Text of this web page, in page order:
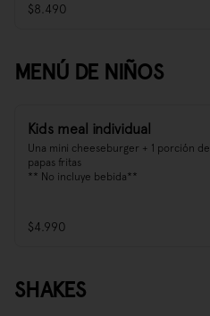
$8.490
MENÚ DE NIÑOS
Kids meal individual
Una mini cheeseburger + 1 porción de
papas fritas
** No incluye bebida**
$4.990
SHAKES